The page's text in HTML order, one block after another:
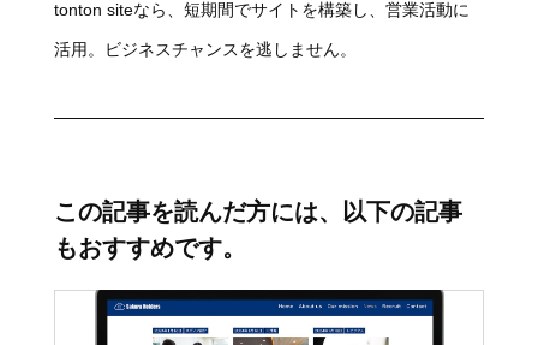
tonton siteなら、短期間でサイトを構築し、営業活動に
活用。ビジネスチャンスを逃しません。
この記事を読んだ方には、以下の記事
もおすすめです。